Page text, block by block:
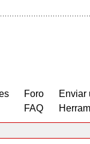
Foro
FAQ
Enviar